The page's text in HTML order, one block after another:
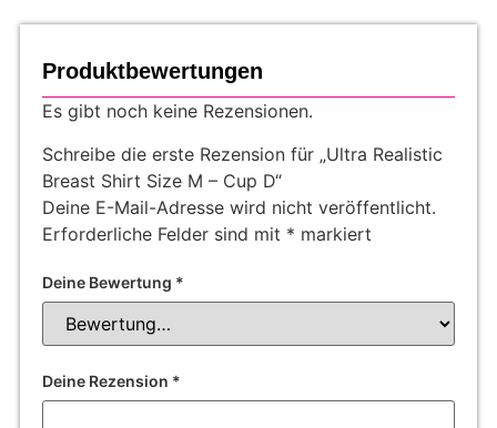
Produktbewertungen
Es gibt noch keine Rezensionen.
Schreibe die erste Rezension für „Ultra Realistic
Breast Shirt Size M – Cup D“
Deine E-Mail-Adresse wird nicht veröffentlicht.
Erforderliche Felder sind mit * markiert
Deine Bewertung *
Deine Rezension *